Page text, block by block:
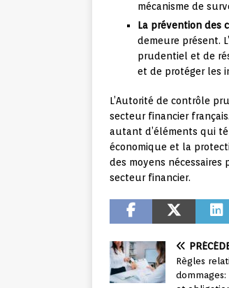
mécanisme de
La prévention des
demeure présent.
prudentiel et de
et de protéger les
L’Autorité de contrôle
secteur financier
autant d’éléments qui
économique et la
des moyens
secteur financier.
Règles